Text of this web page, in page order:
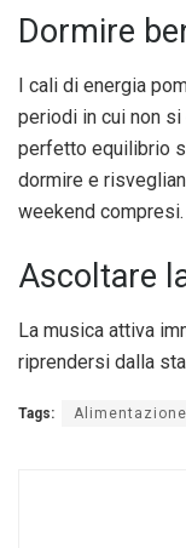
Dormire
I cali di energia
periodi in cui non
perfetto equilibrio
dormire e
weekend compresi.
Ascoltare
La musica attiva
riprendersi dalla
Tags: Alimentazione